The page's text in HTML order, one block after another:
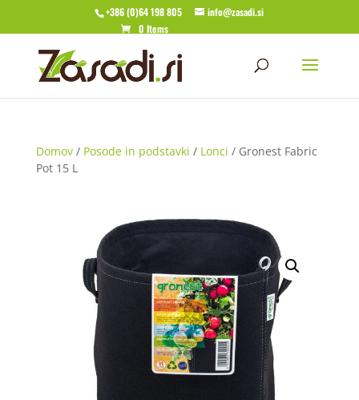
+386 (0)64 198 805
info@zasadi.si
0 Items
Domov/ Posode in podstavki / Lonci / Gronest Fabric
Pot 15 L